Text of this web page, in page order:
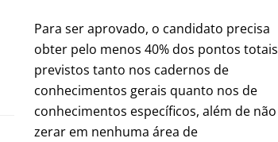
Para ser aprovado, o candidato precisa
obter pelo menos 40% dos pontos totais
previstos tanto nos cadernos de
conhecimentos gerais quanto nos de
conhecimentos específicos, além de não
zerar em nenhuma área de